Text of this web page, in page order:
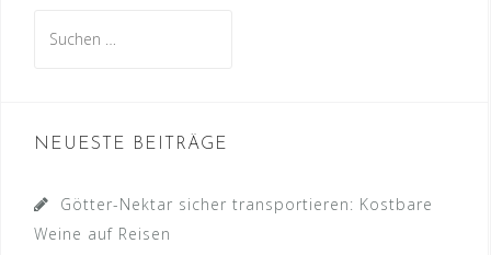
nach:
NEUESTE BEITRÄGE
Götter-Nektar sicher transportieren: Kostbare
Weine auf Reisen